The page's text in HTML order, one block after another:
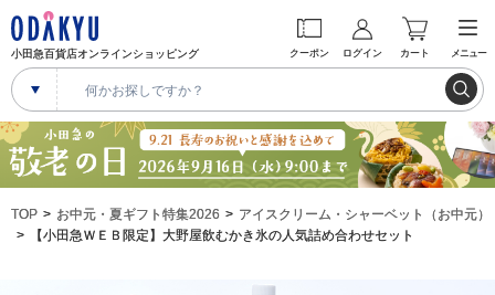
小田急百貨店オンラインショッピング クーポン ログイン カート メニュー
TOP お中元・夏ギフト特集2026
アイスクリーム・シャーベット（お中元）
【小田急ＷＥＢ限定】大野屋飲むかき氷の人気詰め合わせセット